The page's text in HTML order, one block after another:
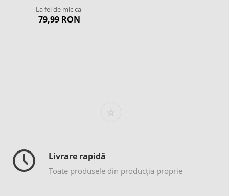
La fel de mic ca
79,99 RON
Livrare rapidă
Toate produsele din producția proprie